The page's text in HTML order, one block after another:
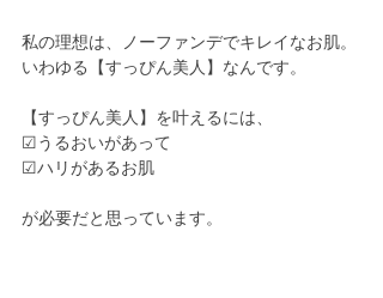
私の理想は、ノーファンデでキレイなお肌。
いわゆる【すっぴん美人】なんです。
【すっぴん美人】を叶えるには、
☑︎うるおいがあって
☑︎ハリがあるお肌
が必要だと思っています。